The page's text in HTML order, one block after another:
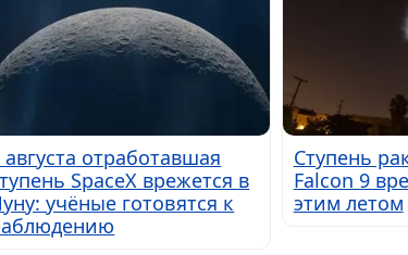
августа отработавшая
SpaceX врежется в
учёные готовятся к
Ступень
Falcon 9
этим летом